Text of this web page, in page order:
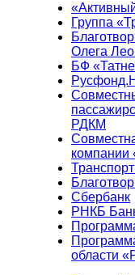
Группа
Олега
БФ
РДКМ
компании
Сбербанк
РНКБ
области